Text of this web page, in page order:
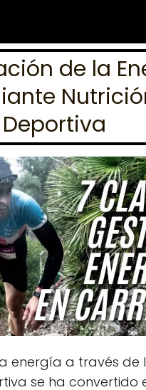
de la
Deportiva
energía a través de
se ha convertido